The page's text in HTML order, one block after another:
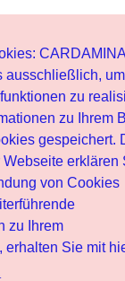
ausschließlich,
zu
zu Ihrem
gespeichert.
erklären
von Cookies
zu Ihrem
erhalten Sie mit